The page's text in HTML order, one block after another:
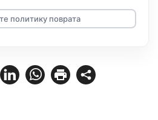
политику поврата